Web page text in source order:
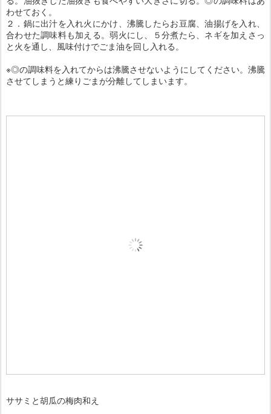
わせておく。
２．鍋に出汁を入れ火にかけ、沸騰したらお豆腐、油揚げを入れ、
合わせた調味料も加える。弱火にし、５分煮たら、ネギを加えさっ
と火を通し、風味付けでごま油を回し入れる。
※◎の調味料を入れてからは沸騰させないようにしてください。沸騰
させてしまうと練りごまが分離してしまいます。
ササミと胡瓜の梅肉和え